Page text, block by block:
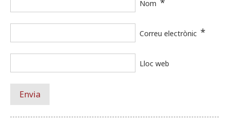
Nom
Correu electrònic *
Lloc web